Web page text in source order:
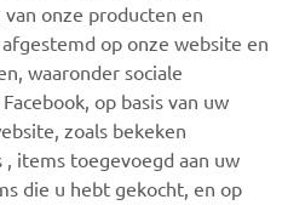
Europe N.V. - Alle rechten
onze producten en
op onze website en
waaronder sociale
op basis van uw
zoals bekeken
, items toegevoegd aan uw
die u hebt gekocht, en op